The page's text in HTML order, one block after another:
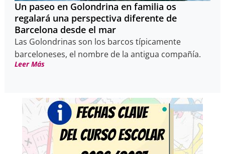
Un paseo en Golondrina en familia os
regalará una perspectiva diferente de
Barcelona desde el mar
Las Golondrinas son los barcos típicamente
barceloneses, el nombre de la antigua compañía.
Leer Más